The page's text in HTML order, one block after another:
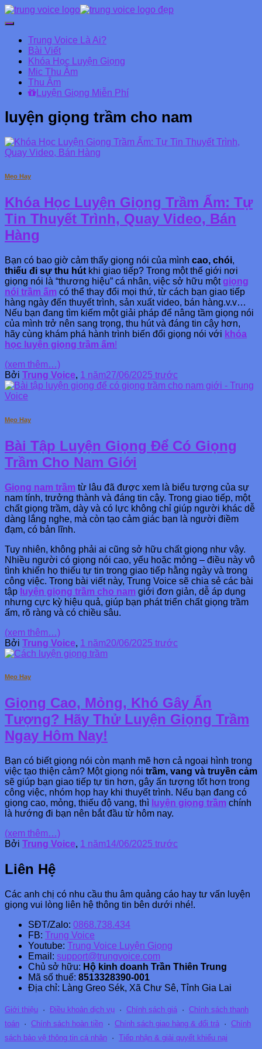
Chuyển
Danh
mục
chính
Trung Voice Là Ai?
Bài Viết
Khóa Học Luyện Giọng
Mic Thu Âm
Thu Âm
Luyện Giọng Miễn Phí
luyện giọng trầm cho nam
Mẹo Hay
Khóa Học Luyện Giọng Trầm Ấm: Tự
Tin Thuyết Trình, Quay Video, Bán
Hàng
Bạn có bao giờ cảm thấy giọng nói của mình cao, chói,
thiếu đi sự thu hút khi giao tiếp? Trong một thế giới nơi
giọng nói là “thương hiệu” cá nhân, việc sở hữu một giọng
nói trầm ấm có thể thay đổi mọi thứ, từ cách bạn giao tiếp
hàng ngày đến thuyết trình, sản xuất video, bán hàng.v.v…
Nếu bạn đang tìm kiếm một giải pháp để nâng tầm giọng nói
của mình trở nên sang trọng, thu hút và đáng tin cậy hơn,
hãy cùng khám phá hành trình biến đổi giọng nói với khóa
học luyện giọng trầm ấm!
(xem thêm…)
Bởi Trung Voice, 1 năm27/06/2025 trước
Mẹo Hay
Bài Tập Luyện Giọng Để Có Giọng
Trầm Cho Nam Giới
Giọng nam trầm từ lâu đã được xem là biểu tượng của sự
nam tính, trưởng thành và đáng tin cậy. Trong giao tiếp, một
chất giọng trầm, dày và có lực không chỉ giúp người khác dễ
dàng lắng nghe, mà còn tạo cảm giác bạn là người điềm
đạm, có bản lĩnh.
Tuy nhiên, không phải ai cũng sở hữu chất giọng như vậy.
Nhiều người có giọng nói cao, yếu hoặc mỏng – điều này vô
tình khiến họ thiếu tự tin trong giao tiếp hằng ngày và trong
công việc. Trong bài viết này, Trung Voice sẽ chia sẻ các bài
tập luyện giọng trầm cho nam giới đơn giản, dễ áp dụng
nhưng cực kỳ hiệu quả, giúp bạn phát triển chất giọng trầm
ấm, rõ ràng và có chiều sâu.
(xem thêm…)
Bởi Trung Voice, 1 năm20/06/2025 trước
Mẹo Hay
Giọng Cao, Mỏng, Khó Gây Ấn
Tượng? Hãy Thử Luyện Giọng Trầm
Ngay Hôm Nay!
Bạn có biết giọng nói còn mạnh mẽ hơn cả ngoại hình trong
việc tạo thiện cảm? Một giọng nói trầm, vang và truyền cảm
sẽ giúp bạn giao tiếp tự tin hơn, gây ấn tượng tốt hơn trong
công việc, nhóm họp hay khi thuyết trình. Nếu bạn đang có
giọng cao, mỏng, thiếu độ vang, thì luyện giọng trầm chính
là hướng đi bạn nên bắt đầu từ hôm nay.
(xem thêm…)
Bởi Trung Voice, 1 năm14/06/2025 trước
Liên Hệ
Các anh chị có nhu cầu thu âm quảng cáo hay tư vấn luyện
giọng vui lòng liên hệ thông tin bên dưới nhé!.
SĐT/Zalo: 0868.738.434
FB: Trung Voice
Youtube: Trung Voice Luyện Giọng
Email: support@trungvoice.com
Chủ sở hữu: Hộ kinh doanh Trần Thiên Trung
Mã số thuế: 8513328390-001
Địa chỉ: Làng Greo Sék, Xã Chư Sê, Tỉnh Gia Lai
Giới thiệu · Điều khoản dịch vụ · Chính sách giá · Chính sách thanh
toán · Chính sách hoàn tiền · Chính sách giao hàng & đổi trả · Chính
sách bảo vệ thông tin cá nhân · Tiếp nhận & giải quyết khiếu nại